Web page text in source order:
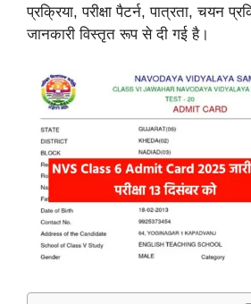
प्रक्रिया, परीक्षा पैटर्न, पात्रता, चयन
जानकारी विस्तृत रूप से दी गई है।